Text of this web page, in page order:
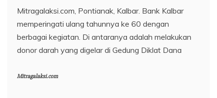
Mitragalaksi.com, Pontianak, Kalbar. Bank Kalbar
memperingati ulang tahunnya ke 60 dengan
berbagai kegiatan. Di antaranya adalah melakukan
donor darah yang digelar di Gedung Diklat Dana
Mitragalaksi.com